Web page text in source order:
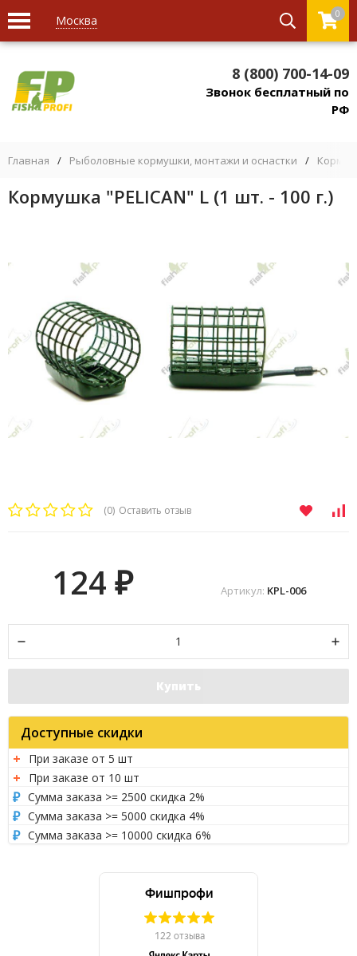
Москва 0
8 (800) 700-14-09
Звонок бесплатный по
РФ
Главная / Рыболовные кормушки, монтажи и оснастки /
Кормушка "PELICAN" L (1 шт. - 100 г.)
(0) Оставить отзыв
Артикул: KPL-006
124 ₽
Купить
Доступные скидки
При заказе от 5 шт
При заказе от 10 шт
Сумма заказа >= 2500 скидка 2%
Сумма заказа >= 5000 скидка 4%
Сумма заказа >= 10000 скидка 6%